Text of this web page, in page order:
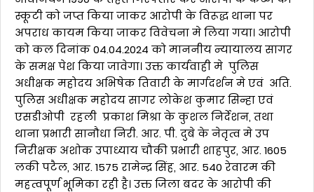
स्कूटी को जप्त किया जाकर आरोपी के विरूद्ध थाना पर
अपराध कायम किया जाकर विवेचना मे लिया गया। आरोपी
को कल दिनांक 04.04.2024 को माननीय न्यायालय सागर
के समक्ष पेश किया जावेगा। उक्त कार्यवाही मे पुलिस
अधीक्षक महोदय अभिषेक तिवारी के मार्गदर्शन मे एवं अति.
पुलिस अधीक्षक महोदय सागर लोकेश कुमार सिन्हा एवं
एसडीओपी रहली प्रकाश मिश्रा के कुशल निर्देशन, तथा
थाना प्रभारी सानौधा निरी. आर. पी. दुबे के नेतृत्व मे उप
निरीक्षक अशोक उपाध्याय चौकी प्रभारी शाहपुर, आर. 1605
लकी पटैल, आर. 1575 रामेन्द्र सिंह, आर. 540 रेवारम की
महत्वपूर्ण भूमिका रही है। उक्त जिला बदर के आरोपी की